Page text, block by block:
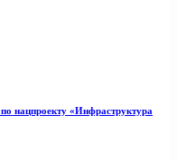
нацпроекту «Инфраструктура